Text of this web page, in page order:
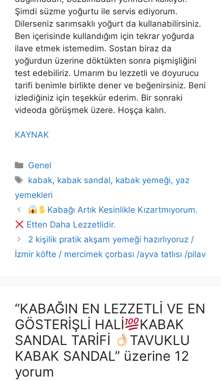
Şimdi süzme yoğurtu ile servis ediyorum.
Dilerseniz sarımsaklı yoğurt da kullanabilirsiniz.
Ben içerisinde kullandığım için tekrar yoğurda
ilave etmek istemedim. Sostan biraz da
yoğurdun üzerine döktükten sonra pişmişliğini
test edebiliriz. Umarım bu lezzetli ve doyurucu
tarifi benimle birlikte dener ve beğenirsiniz. Beni
izlediğiniz için teşekkür ederim. Bir sonraki
videoda görüşmek üzere. Hoşça kalın.
KAYNAK
Kategoriler
Genel
Etiketler
kabak, kabak sandal, kabak yemeği,yaz
yemekleri
Kabağı Artık Kesinlikle Kızartmıyorum.
Etten Daha Lezzetlidir.
2 kişilik pratik akşam yemeği hazırlıyoruz /
İzmir köfte / mercimek çorbası /ayva tatlısı /pilav
“KABAĞIN EN LEZZETLİ VE EN
GÖSTERİŞLİ HALİ
KABAK
SANDAL TARİFİ
TAVUKLU
KABAK SANDAL” üzerine 12
yorum